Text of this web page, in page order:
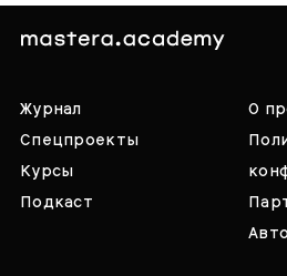
Журнал
Спецпроекты
Курсы
Подкаст
О